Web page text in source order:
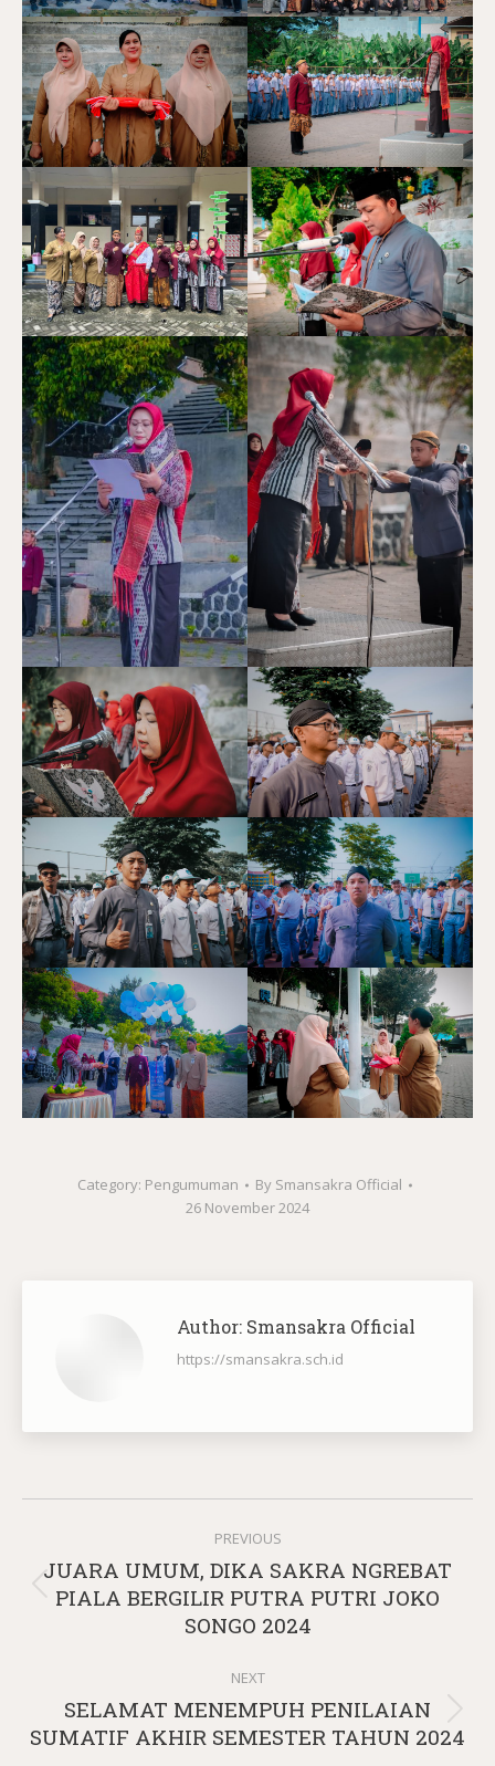
Category: Pengumuman By Smansakra Official
26 November 2024
Author: Smansakra Official
https://smansakra.sch.id
navigation
PREVIOUS
Previous
post:
JUARA UMUM, DIKA SAKRA NGREBAT
PIALA BERGILIR PUTRA PUTRI JOKO
SONGO 2024
NEXT
Next
post:
SELAMAT MENEMPUH PENILAIAN
SUMATIF AKHIR SEMESTER TAHUN 2024